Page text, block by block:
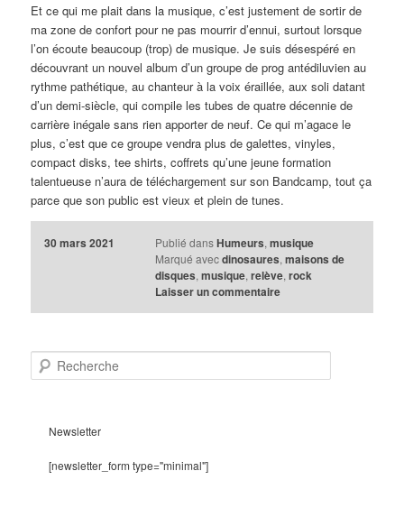
Et ce qui me plait dans la musique, c’est justement de sortir de
ma zone de confort pour ne pas mourrir d’ennui, surtout lorsque
l’on écoute beaucoup (trop) de musique. Je suis désespéré en
découvrant un nouvel album d’un groupe de prog antédiluvien au
rythme pathétique, au chanteur à la voix éraillée, aux soli datant
d’un demi-siècle, qui compile les tubes de quatre décennie de
carrière inégale sans rien apporter de neuf. Ce qui m’agace le
plus, c’est que ce groupe vendra plus de galettes, vinyles,
compact disks, tee shirts, coffrets qu’une jeune formation
talentueuse n’aura de téléchargement sur son Bandcamp, tout ça
parce que son public est vieux et plein de tunes.
30 mars 2021 Publié dans Humeurs, musique
Marqué avec dinosaures, maisons de
disques, musique, relève, rock
Laisser un commentaire
e
Newsletter
[newsletter_form type="minimal"]